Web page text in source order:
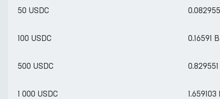
50 USDC
100 USDC 0.16591
500 USDC
1 000 USDC